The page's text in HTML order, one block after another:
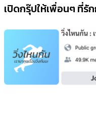
เปิดกรุ๊ปให้เพื่อนๆ ที่รั